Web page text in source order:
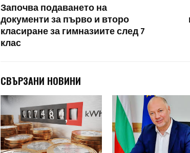
Започва подаването на
документи за първо и второ
класиране за гимназиите след 7
клас
СВЪРЗАНИ НОВИНИ